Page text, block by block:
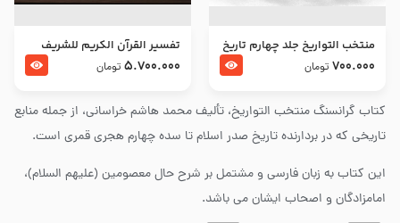
کتاب گرانسنگ منتخب التواريخ، تألیف محمد هاشم خراسانی، از جمله منابع
تاریخی که در بردارنده تاریخ صدر اسلام تا سده چهارم هجری قمری است.
این کتاب به زبان فارسی و مشتمل بر شرح حال معصومین (علیهم السلام)،
امامزادگان و اصحاب ایشان می باشد.
منتخب التواریخ جلد چهارم تاریخ
امام زین العابدین و امام محمد
700.000 تومان
تفسير القرآن الكريم للشريف
المرتضي قدس سرّه
5.700.000 تومان